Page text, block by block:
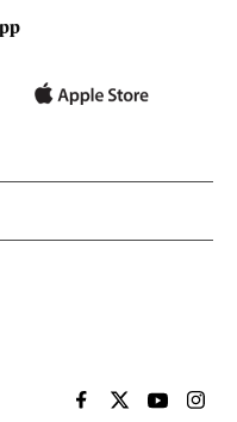
EL PAÍS BRASIL EN
EL PAÍSEL PAÍS
EL